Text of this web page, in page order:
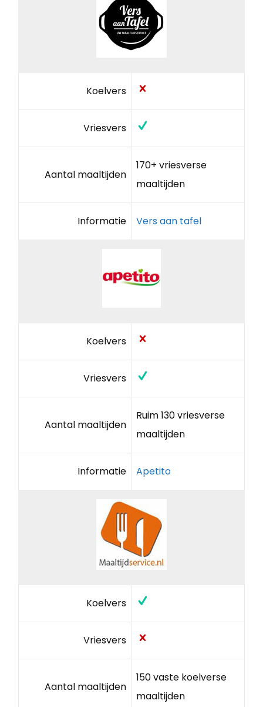
Koelvers
Vriesvers
Aantal maaltijden
170+ vriesverse
maaltijden
Informatie Vers aan tafel
Koelvers
Vriesvers
Aantal maaltijden
Ruim 130 vriesverse
maaltijden
Informatie Apetito
Koelvers
Vriesvers
Aantal maaltijden
150 vaste koelverse
maaltijden